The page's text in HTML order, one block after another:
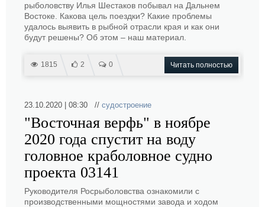
рыболовству Илья Шестаков побывал на Дальнем
Востоке. Какова цель поездки? Какие проблемы
удалось выявить в рыбной отрасли края и как они
будут решены? Об этом – наш материал.
1815 2 0 Читать полностью
23.10.2020 | 08:30 // судостроение
"Восточная верфь" в ноябре
2020 года спустит на воду
головное краболовное судно
проекта 03141
Руководителя Росрыболовства ознакомили с
производственными мощностями завода и ходом